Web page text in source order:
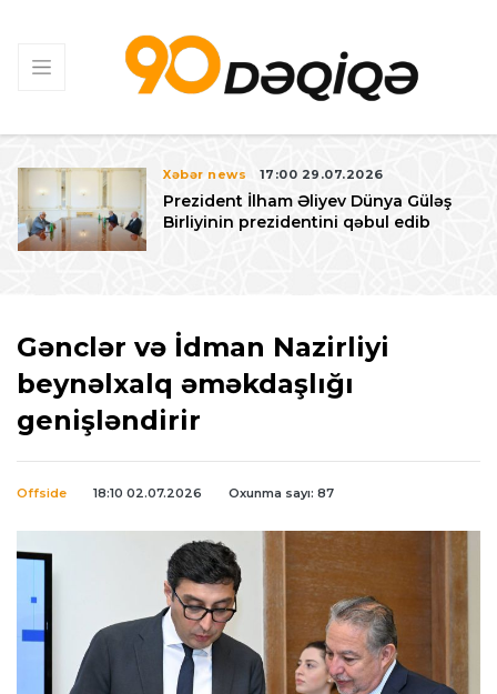
Xəbər news 17:00 29.07.2026
Prezident İlham Əliyev Dünya Güləş
Birliyinin prezidentini qəbul edib
Gənclər və İdman Nazirliyi
beynəlxalq əməkdaşlığı
genişləndirir
Offside 18:10 02.07.2026 Oxunma sayı: 87